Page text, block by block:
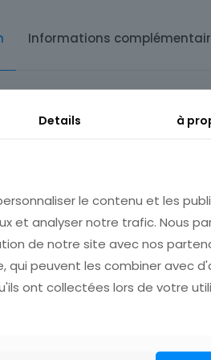
Informations
avant de payer!
Details à
le contenu et les
et analyser notre trafic. Nous
de notre site avec nos
qui peuvent les combiner avec
ont collectées lors de votre